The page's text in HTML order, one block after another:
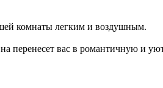
комнаты легким и воздушным.
перенесет вас в романтичную и